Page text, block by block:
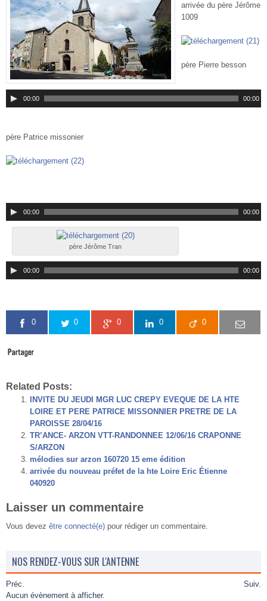
arrivée du père Jérôme
1009
père Pierre besson
00:00 00:00
père Patrice missonier
00:00 00:00
père Jérôme Tran
00:00 00:00
0 0 0 0 0
Related Posts:
INVITE DU JEUDI MGR LUC CREPY EVEQUE DE LA HTE
LOIRE ET PERE PATRICE MISSONNIER PRETRE DE LA
PAROISSE 28/04/16
TR’ANCE- ARZON VTT-RANDONNEE 12/06/16 CRAPONNE
S/ARZON
mélodies sur arzon 160720 15 eme édition
arrivée du nouveau préfet de la hte Loire Eric Étienne
040920
Laisser un commentaire
Vous devez être connecté(e) pour rédiger un commentaire.
NOS RENDEZ-VOUS SUR L'ANTENNE
Préc.
Suiv.
Aucun évènement à afficher.